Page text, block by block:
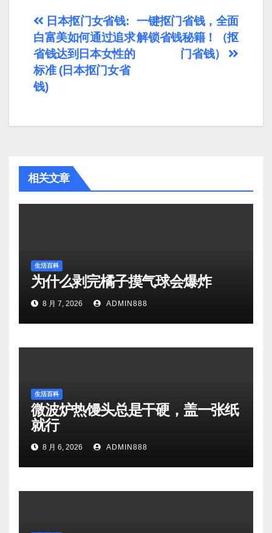
文
章
导
航
一键抠门省钱，全面
解锁省钱秘籍！（抠
门省钱）
日本抠门女省钱:
白富美如何通过追求
省钱达到日本女性的
标准 (日本抠门女省
钱)
相关文章
生活百科
为什么剥完橘子摸气球会爆炸
8 月 7, 2026 ADMIN888
生活百科
微波炉热馒头总是干硬，盖一张纸
就行
8 月 6, 2026 ADMIN888